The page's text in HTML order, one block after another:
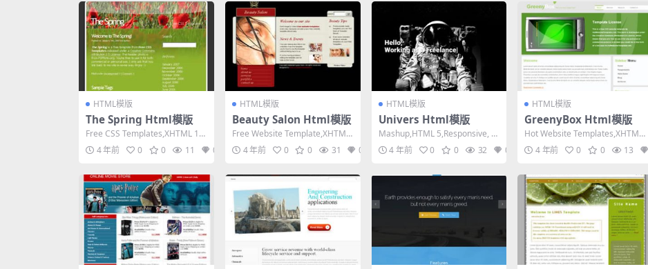
HTML模版
The Spring Html模版
Free CSS Templates,XHTML 1.0
Strict,Fixe...
4 年前 0 0 11 0
HTML模版
Beauty Salon Html模版
Free Website Template,XHTML
1.0 Strict,F...
4 年前 0 0 31 0
HTML模版
Univers Html模版
Mashup,HTML 5,Responsive, 3
Columns,Mixe...
4 年前 0 0 32 0
HTML模版
GreenyBox Html模版
Hot Website Templates,XHTML
1.0 Transiti...
4 年前 0 0 13